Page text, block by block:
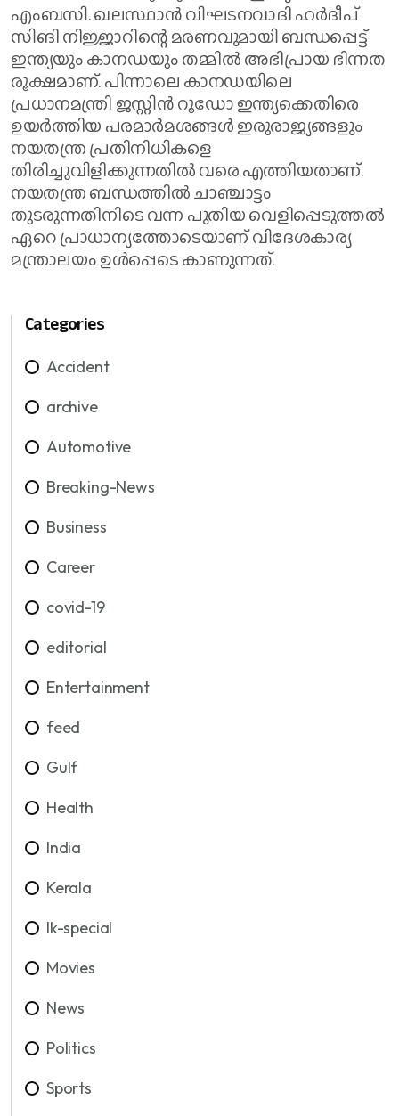
എംബസി. ഖലസ്ഥാൻ വിഘടനവാദി ഹർദീപ്
സിങി നിജ്ജാറിന്റെ മരണവുമായി ബന്ധപ്പെട്ട്
ഇന്ത്യയും കാനഡയും തമ്മിൽ അഭിപ്രായ ഭിന്നത
രൂക്ഷമാണ്. പിന്നാലെ കാനഡയിലെ
പ്രധാനമന്ത്രി ജസ്റ്റിൻ റൂഡോ ഇന്ത്യക്കെതിരെ
ഉയർത്തിയ പരമാർമശങ്ങൾ ഇരുരാജ്യങ്ങളും
നയതന്ത്ര പ്രതിനിധികളെ
തിരിച്ചുവിളിക്കുന്നതിൽ വരെ എത്തിയതാണ്.
നയതന്ത്ര ബന്ധത്തിൽ ചാഞ്ചാട്ടം
തുടരുന്നതിനിടെ വന്ന പുതിയ വെളിപ്പെടുത്തൽ
ഏറെ പ്രാധാന്യത്തോടെയാണ് വിദേശകാര്യ
മന്ത്രാലയം ഉൾപ്പെടെ കാണുന്നത്.
Categories
Accident
archive
Automotive
Breaking-News
Business
Career
covid-19
editorial
Entertainment
feed
Gulf
Health
India
Kerala
lk-special
Movies
News
Politics
Sports